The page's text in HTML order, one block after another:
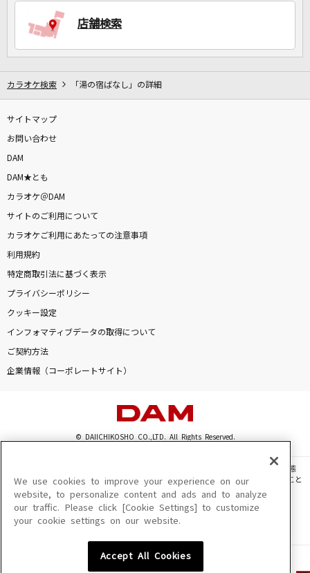
店舗検索
カラオケ検索 「湯の宿ばなし」の詳細
サイトマップ
お問い合わせ
DAM
DAM★とも
カラオケ＠DAM
サイトのご利用について
カラオケご利用にあたっての注意事項
利用規約
特定商取引法に基づく表示
プライバシーポリシー
クッキー設定
インフォマティブデータの取得について
ご契約方法
企業情報（コーポレートサイト）
© DAIICHIKOSHO CO.,LTD. All Rights Reserved.
このサイトに掲載されている一切の文章・画像・写真・動画・音声等を、手段や形態
を問わず、著作権法の定める範囲を超えて無断で複製、転載、ファイル化などすること
を禁じます。
楽曲及びコンテンツは、機種によりご利用いただけない場合があります。
楽曲及びコンテンツの配信日、配信内容が変更になる場合があります。
We use cookies to improve your experience on our
website, to personalize content and ads and to analyze
our traffic. Please click [Cookie Settings] to customize
your cookie settings on our website.
Accept All Cookies